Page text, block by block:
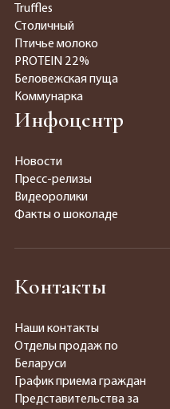
Truffles
Столичный
Птичье молоко
PROTEIN 22%
Беловежская пуща
Коммунарка
Инфоцентр
Новости
Пресс-релизы
Видеоролики
Факты о шоколаде
Контакты
Наши контакты
Отделы продаж по
Беларуси
График приема граждан
Представительства за